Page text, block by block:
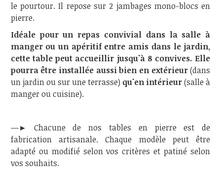
le pourtour. Il repose sur 2 jambages mono-blocs en
pierre.
Idéale pour un repas convivial dans la salle à
manger ou un apéritif entre amis dans le jardin,
cette table peut accueillir jusqu'à 8 convives. Elle
pourra être installée aussi bien en extérieur(dans
un jardin ou sur une terrasse) qu'en intérieur(salle à
manger ou cuisine).
—► Chacune de nos tables en pierre est de
fabrication artisanale. Chaque modèle peut être
adapté ou modifié selon vos critères et patiné selon
vos souhaits.